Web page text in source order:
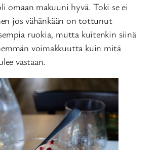
omaan makuuni hyvä. Toki se ei
jos vähänkään on tottunut
ruokia, mutta kuitenkin siinä
voimakkuutta kuin mitä
vastaan.